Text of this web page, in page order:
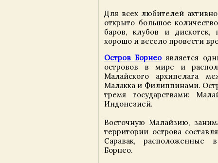
Для всех любителей
открыто большое
баров, клубов и дискотек,
хорошо и весело провести
Остров Борнеоявляется
островов в мире и
Малайского архипелага
Малакка и Филиппинами.
тремя государствами:
Индонезией.
Восточную Малайзию,
территории острова
Саравак, расположенные
Борнео.